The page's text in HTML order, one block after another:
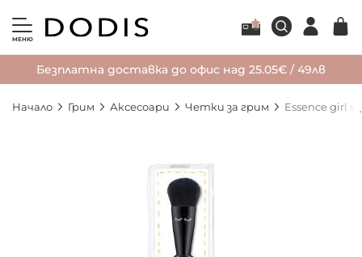
МЕНЮ
Безплатна доставка до офис над 25.05€ / 49лв
Начало Грим Аксесоари Четки за грим Essence girl